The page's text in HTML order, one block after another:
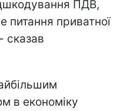
ПДВ,
питання приватної
сказав
в економіку